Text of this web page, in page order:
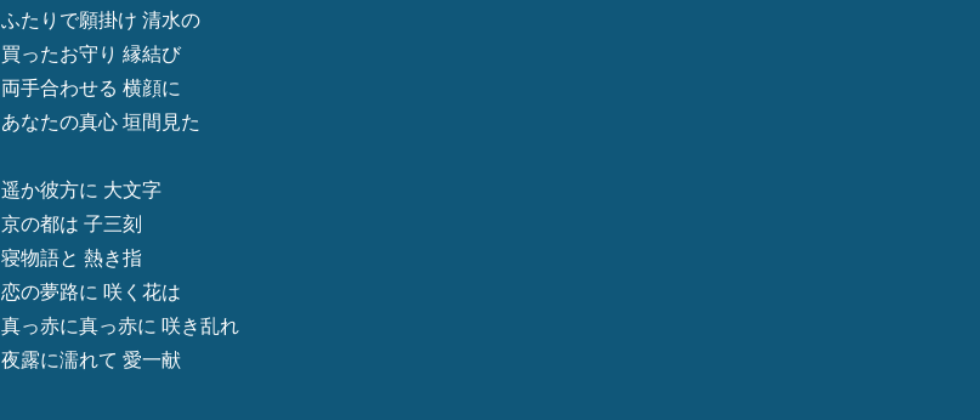
ふたりで願掛け 清水の
買ったお守り 縁結び
両手合わせる 横顔に
あなたの真心 垣間見た
遥か彼方に 大文字
京の都は 子三刻
寝物語と 熱き指
恋の夢路に 咲く花は
真っ赤に真っ赤に 咲き乱れ
夜露に濡れて 愛一献